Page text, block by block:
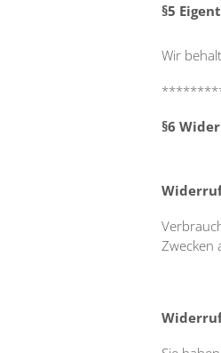
§5
Wir
§6
Zwecken